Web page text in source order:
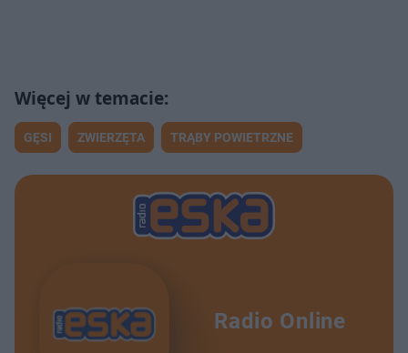
GĘSI ZWIERZĘTA TRĄBY POWIETRZNE
Radio Online